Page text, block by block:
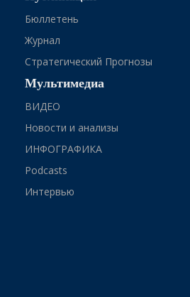
Бюллетень
Журнал
Стратегический Прогнозы
Мультимедиа
ВИДЕО
Новости и анализы
ИНФОГРАФИКА
Podcasts
Интервью